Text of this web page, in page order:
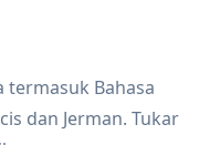
termasuk Bahasa
dan Jerman. Tukar